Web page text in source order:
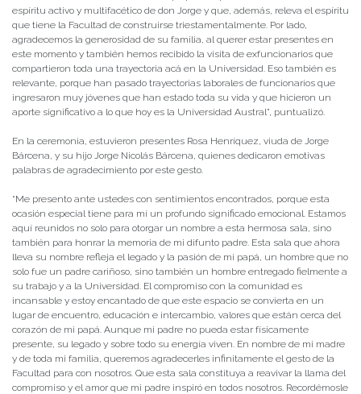
espíritu activo y multifacético de don Jorge y que, además, releva el espíritu
que tiene la Facultad de construirse triestamentalmente. Por lado,
agradecemos la generosidad de su familia, al querer estar presentes en
este momento y también hemos recibido la visita de exfuncionarios que
compartieron toda una trayectoria acá en la Universidad. Eso también es
relevante, porque han pasado trayectorias laborales de funcionarios que
ingresaron muy jóvenes que han estado toda su vida y que hicieron un
aporte significativo a lo que hoy es la Universidad Austral”, puntualizó.
En la ceremonia, estuvieron presentes Rosa Henríquez, viuda de Jorge
Bárcena, y su hijo Jorge Nicolás Bárcena, quienes dedicaron emotivas
palabras de agradecimiento por este gesto.
“Me presento ante ustedes con sentimientos encontrados, porque esta
ocasión especial tiene para mí un profundo significado emocional. Estamos
aquí reunidos no solo para otorgar un nombre a esta hermosa sala, sino
también para honrar la memoria de mi difunto padre. Esta sala que ahora
lleva su nombre refleja el legado y la pasión de mi papá, un hombre que no
solo fue un padre cariñoso, sino también un hombre entregado fielmente a
su trabajo y a la Universidad. El compromiso con la comunidad es
incansable y estoy encantado de que este espacio se convierta en un
lugar de encuentro, educación e intercambio, valores que están cerca del
corazón de mi papá. Aunque mi padre no pueda estar físicamente
presente, su legado y sobre todo su energía viven. En nombre de mi madre
y de toda mi familia, queremos agradecerles infinitamente el gesto de la
Facultad para con nosotros. Que esta sala constituya a reavivar la llama del
compromiso y el amor que mi padre inspiró en todos nosotros. Recordémosle